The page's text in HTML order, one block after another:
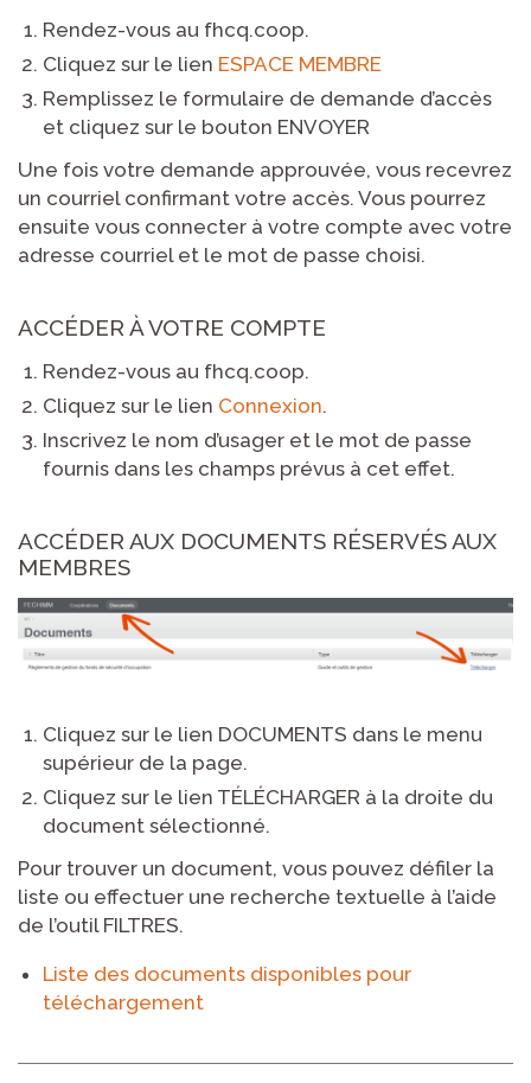
Rendez-vous au fhcq.coop.
Cliquez sur le lien ESPACE MEMBRE
Remplissez le formulaire de demande d’accès
et cliquez sur le bouton ENVOYER
Une fois votre demande approuvée, vous recevrez
un courriel confirmant votre accès. Vous pourrez
ensuite vous connecter à votre compte avec votre
adresse courriel et le mot de passe choisi.
ACCÉDER À VOTRE COMPTE
Rendez-vous au fhcq.coop.
Cliquez sur le lien Connexion.
Inscrivez le nom d’usager et le mot de passe
fournis dans les champs prévus à cet effet.
ACCÉDER AUX DOCUMENTS RÉSERVÉS AUX
MEMBRES
Cliquez sur le lien DOCUMENTS dans le menu
supérieur de la page.
Cliquez sur le lien TÉLÉCHARGER à la droite du
document sélectionné.
Pour trouver un document, vous pouvez défiler la
liste ou effectuer une recherche textuelle à l’aide
de l’outil FILTRES.
Liste des documents disponibles pour
téléchargement